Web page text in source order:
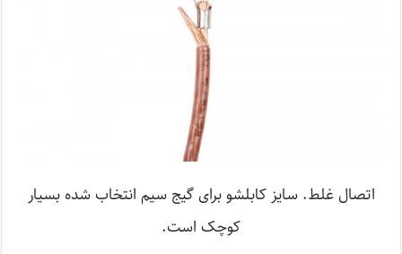
اتصال غلط. سایز کابلشو برای گیج سیم انتخاب شده بسیار
کوچک است.